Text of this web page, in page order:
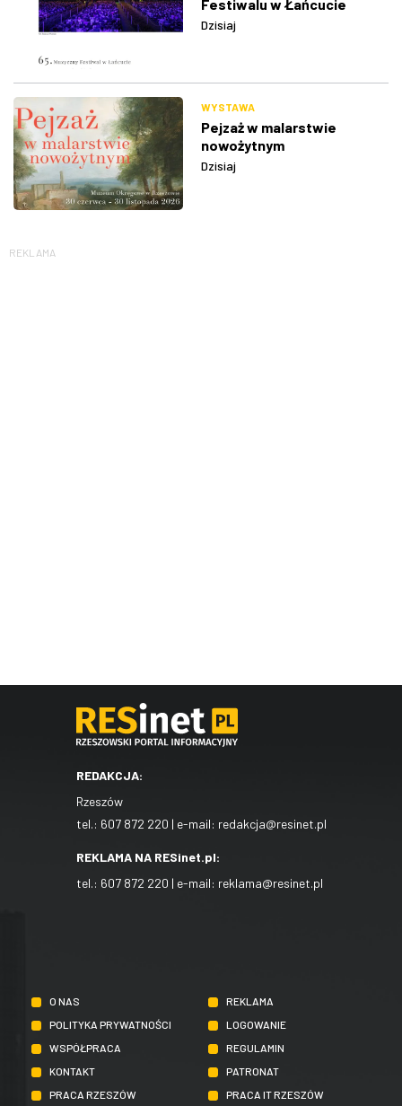
Festiwalu w Łańcucie
Dzisiaj
WYSTAWA
Pejzaż w malarstwie
nowożytnym
Dzisiaj
REKLAMA
REDAKCJA:
Rzeszów
tel.: 607 872 220 | e-mail: redakcja@resinet.pl
REKLAMA NA RESinet.pl:
tel.: 607 872 220 | e-mail: reklama@resinet.pl
O NAS
REKLAMA
POLITYKA PRYWATNOŚCI
LOGOWANIE
WSPÓŁPRACA
REGULAMIN
KONTAKT
PATRONAT
PRACA RZESZÓW
PRACA IT RZESZÓW